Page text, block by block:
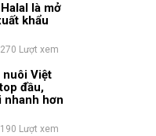
là mở
khẩu
Lượt xem
nuôi Việt
đầu,
nhanh hơn
Lượt xem